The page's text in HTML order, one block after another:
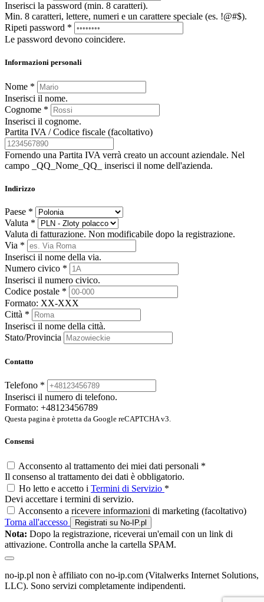
Inserisci la password (min. 8 caratteri).
Min. 8 caratteri, lettere, numeri e un carattere speciale (es. !@#$).
Ripeti password *
Le password devono coincidere.
Informazioni personali
Nome *
Inserisci il nome.
Cognome *
Inserisci il cognome.
Partita IVA / Codice fiscale (facoltativo)
Fornendo una Partita IVA verrà creato un account aziendale. Nel
campo _QQ_Nome_QQ_ inserisci il nome dell'azienda.
Indirizzo
Paese *
Valuta *
Valuta di fatturazione. Non modificabile dopo la registrazione.
Via *
Inserisci il nome della via.
Numero civico *
Inserisci il numero civico.
Codice postale *
Formato: XX-XXX
Città *
Inserisci il nome della città.
Stato/Provincia
Contatto
Telefono *
Inserisci il numero di telefono.
Formato: +48123456789
Questa pagina è protetta da Google reCAPTCHA v3.
Consensi
Acconsento al trattamento dei miei dati personali *
Il consenso al trattamento dei dati è obbligatorio.
Ho letto e accetto i Termini di Servizio *
Devi accettare i termini di servizio.
Acconsento a ricevere informazioni di marketing (facoltativo)
Torna all'accesso
Registrati su No-IP.pl
Nota: Dopo la registrazione, riceverai un'email con un link di
attivazione. Controlla anche la cartella SPAM.
no-ip.pl non è affiliato con no-ip.com (Vitalwerks Internet Solutions,
LLC). Sono servizi completamente indipendenti.